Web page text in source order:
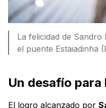
La felicidad de
el puente Estaiadinha
Un desafío para
El logro alcanzado por